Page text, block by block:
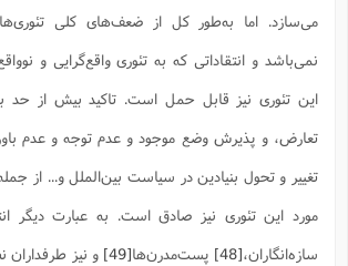
می‌سازد. اما به‌طور کل از ضعف‌های کلی تئوری‌های
نمی‌باشد و انتقاداتی که به تئوری واقع‌گرایی و
این تئوری نیز قابل حمل است. تاکید بیش از حد
تعارض، و پذیرش وضع موجود و عدم توجه و عدم باور
تغییر و تحول بنیادین در سیاست بین‌الملل و... از
مورد این تئوری نیز صادق است. به عبارت دیگر
سازه‌انگاران،[48] پست‌مدرن‌ها[49] و نیز طرفداران